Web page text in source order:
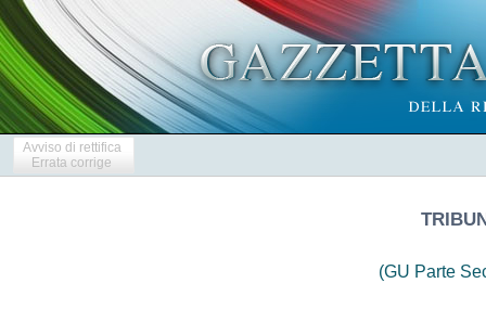
Avviso di rettifica
Errata corrige
(GU Parte